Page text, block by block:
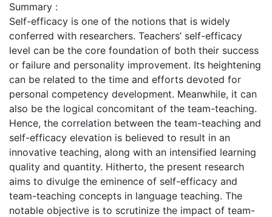
Summary :
Self-efficacy is one of the notions that is widely
conferred with researchers. Teachers’ self-efficacy
level can be the core foundation of both their success
or failure and personality improvement. Its heightening
can be related to the time and efforts devoted for
personal competency development. Meanwhile, it can
also be the logical concomitant of the team-teaching.
Hence, the correlation between the team-teaching and
self-efficacy elevation is believed to result in an
innovative teaching, along with an intensified learning
quality and quantity. Hitherto, the present research
aims to divulge the eminence of self-efficacy and
team-teaching concepts in language teaching. The
notable objective is to scrutinize the impact of team-